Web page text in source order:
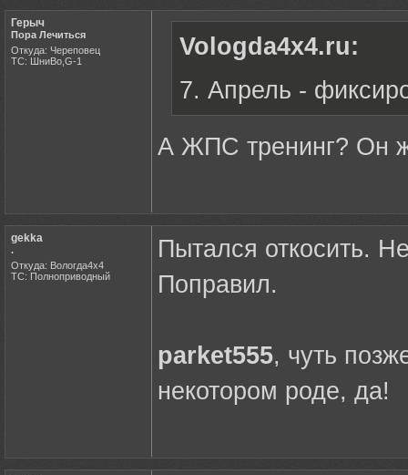
Герыч
Пора Лечиться
Откуда: Череповец
ТС: ШниВо,G-1
Vologda4x4.ru:
7. Апрель -
А ЖПС тренинг? Он
gekka
.
Откуда: Вологда4х4
ТС: Полноприводный
Пытался откосить.
Поправил.
parket555, чуть
некотором роде, да!